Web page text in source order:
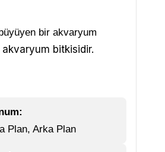
bir akvaryum
bitkisidir.
Plan, Arka Plan